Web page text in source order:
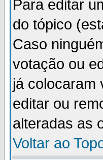
Para editar
do tópico
Caso
votação ou
já colocaram
editar ou
alteradas as
Voltar ao